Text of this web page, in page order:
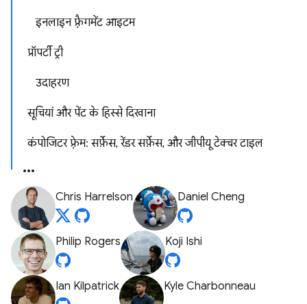
इनलाइन फ़्रैगमेंट आइटम
प्रॉपर्टी ट्री
उदाहरण
सूचियां और पेंट के हिस्से दिखाना
कंपोजिटर फ़्रेम: सर्फ़ेस, रेंडर सर्फ़ेस, और जीपीयू टेक्चर टाइल
Chris Harrelson Daniel Cheng
Philip Rogers Koji Ishi
Ian Kilpatrick Kyle Charbonneau